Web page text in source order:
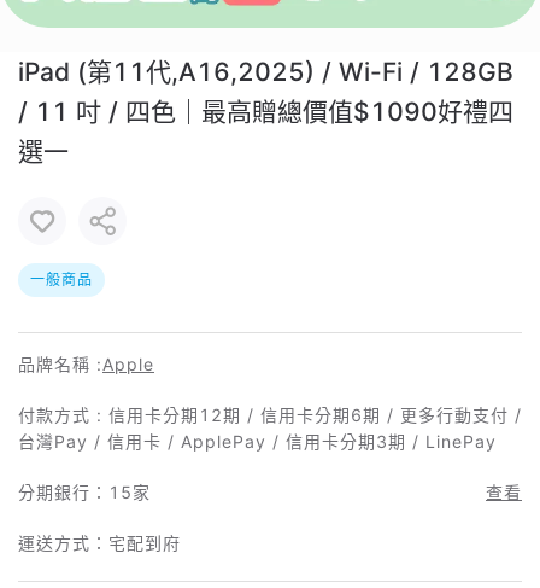
iPad (第11代,A16,2025) / Wi-Fi / 128GB
/ 11 吋 / 四色｜最高贈總價值$1090好禮四
選一
一般商品
品牌名稱 :Apple
付款方式 : 信用卡分期12期 / 信用卡分期6期 / 更多行動支付 /
台灣Pay / 信用卡 / ApplePay / 信用卡分期3期 / LinePay
分期銀行： 15家 查看
運送方式：宅配到府